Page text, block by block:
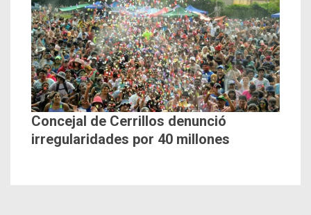
Concejal de Cerrillos denunció
irregularidades por 40 millones